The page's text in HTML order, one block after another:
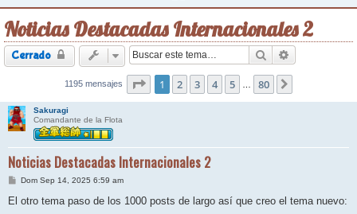
c
Noticias Destacadas Internacionales 2
Cerrado Buscar
1195 mensajes Página1 de 80
1 2 3 4 5 80
Sakuragi
Comandante de la Flota
Noticias Destacadas Internacionales 2
M
n
Dom Sep 14, 2025 6:59 am
El otro tema paso de los 1000 posts de largo así que creo el tema nuevo: